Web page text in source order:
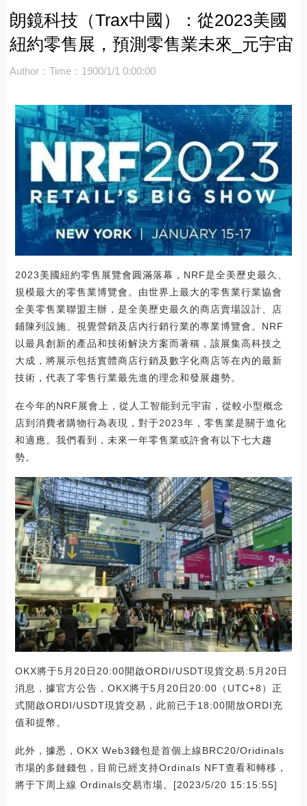
朗鏡科技（Trax中國）：從2023美國
紐約零售展，預測零售業未來_元宇宙
Author： Time：1900/1/1 0:00:00
2023美國紐約零售展覽會圓滿落幕，NRF是全美歷史最久、
規模最大的零售業博覽會。由世界上最大的零售業行業協會
全美零售業聯盟主辦，是全美歷史最久的商店賣場設計、店
鋪陳列設施、視覺營銷及店內行銷行業的專業博覽會。NRF
以最具創新的產品和技術解決方案而著稱，該展集高科技之
大成，將展示包括實體商店行銷及數字化商店等在內的最新
技術，代表了零售行業最先進的理念和發展趨勢。
在今年的NRF展會上，從人工智能到元宇宙，從較小型概念
店到消費者購物行為表現，對于2023年，零售業是關于進化
和適應。我們看到，未來一年零售業或許會有以下七大趨
勢。
OKX將于5月20日20:00開啟ORDI/USDT現貨交易:5月20日
消息，據官方公告，OKX將于5月20日20:00（UTC+8）正
式開啟ORDI/USDT現貨交易，此前已于18:00開放ORDI充
值和提幣。
此外，據悉，OKX Web3錢包是首個上線BRC20/Oridinals
市場的多鏈錢包，目前已經支持Ordinals NFT查看和轉移，
將于下周上線 Ordinals交易市場。[2023/5/20 15:15:55]